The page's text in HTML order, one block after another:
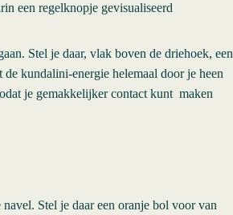
een regelknopje gevisualiseerd
Stel je daar, vlak boven de driehoek, een
kundalini-energie helemaal door je heen
je gemakkelijker contact kunt maken
Stel je daar een oranje bol voor van